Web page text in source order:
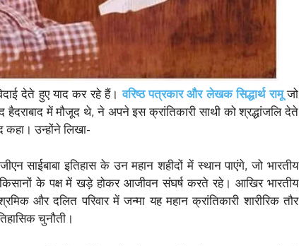
देते हुए याद कर रहे हैं।वरिष्ठ पत्रकार और लेखक सिद्धार्थ रामूजो
में मौजूद थे, ने अपने इस क्रांतिकारी साथी को श्रद्धांजलि देते
कहा। उन्होंने लिखा-
साईबाबा इतिहास के उन महान शहीदों में स्थान पाएंगे, जो भारतीय
के पक्ष में खड़े होकर आजीवन संघर्ष करते रहे। आखिर भारतीय
और दलित परिवार में जन्मा यह महान क्रांतिकारी शारीरिक तौर
चुनौती।